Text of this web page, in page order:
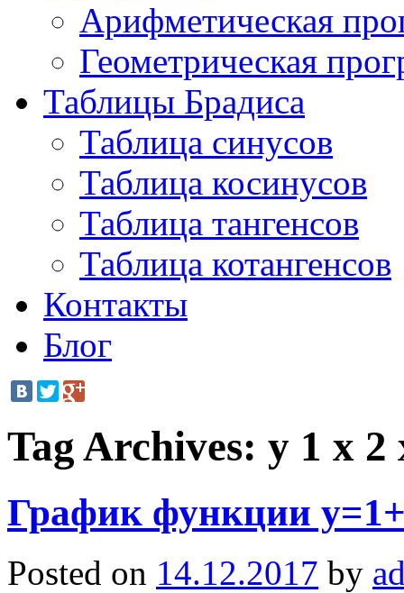
Арифметическая
Геометрическая
Таблицы Брадиса
Таблица синусов
Таблица косинусов
Таблица тангенсов
Таблица котангенсов
Контакты
Блог
Tag Archives: y 1 x 2
График функции
Posted on 14.12.2017 by